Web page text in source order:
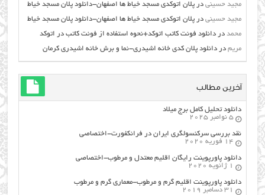
مجید حسینی درپلان اتوکدی مسجد خیاط ها اصفهان-دانلود پلان مسجد خیاط
مجید حسینی درپلان اتوکدی مسجد خیاط ها اصفهان-دانلود پلان مسجد خیاط
محمد دردانلود فونت کاتب اتوکد+نحوه استفاده از فونت کاتب در اتوکد
مریم دردانلود پلان کدی خانه اشیدری-نما و برش خانه اشیدری کرمان
آخرین مطالب
دانلود تحلیل کامل برج میلاد
5 نوامبر 2025
نقد بررسی سرکنسولگری ایران در فرانکفورت-اختصاصی
14 فوریه 2020
دانلود پاورپوینت رایگان اقلیم معتدل و مرطوب-اختصاصی
1 ژانویه 2020
دانلود پاورپوینت اقلیم گرم و مرطوب-معماری گرم و مرطوب
31 دسامبر 2019